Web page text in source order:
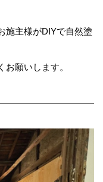
施主様がDIYで自然塗
願いします。